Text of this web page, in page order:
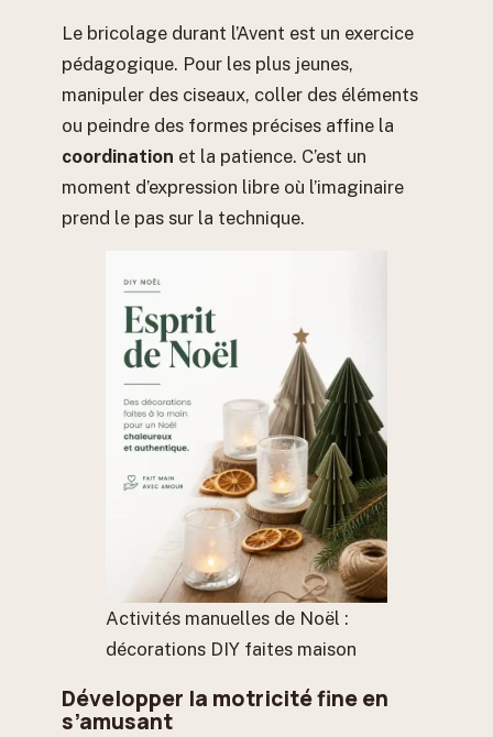
Le bricolage durant l’Avent est un exercice
pédagogique. Pour les plus jeunes,
manipuler des ciseaux, coller des éléments
ou peindre des formes précises affine la
coordination et la patience. C’est un
moment d’expression libre où l’imaginaire
prend le pas sur la technique.
Activités manuelles de Noël :
décorations DIY faites maison
Développer la motricité fine en
s’amusant